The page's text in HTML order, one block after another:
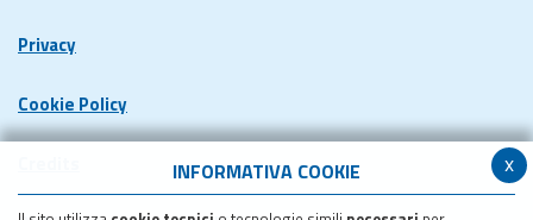
x
INFORMATIVA COOKIE
Privacy
Cookie Policy